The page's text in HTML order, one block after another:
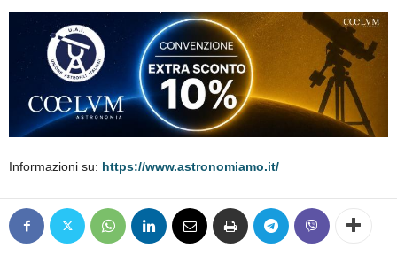
Informazioni su: https://www.astronomiamo.it/